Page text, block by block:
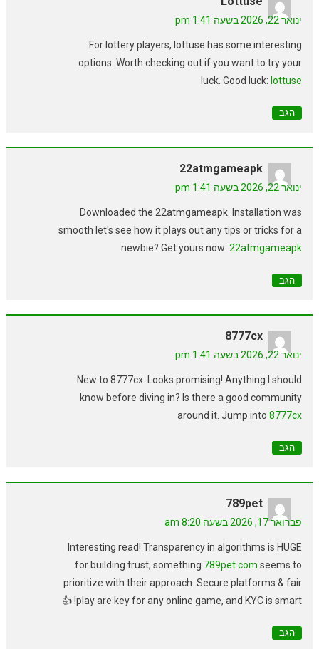
ינואר 22, 2026 בשעה 1:41 pm
For lottery players, lottuse has some interesting
options. Worth checking out if you want to try your
luck. Good luck: lottuse
הגב
22atmgameapk
ינואר 22, 2026 בשעה 1:41 pm
Downloaded the 22atmgameapk. Installation was
smooth let's see how it plays out any tips or tricks for a
newbie? Get yours now:22atmgameapk
הגב
8777cx
ינואר 22, 2026 בשעה 1:41 pm
New to 8777cx. Looks promising! Anything I should
know before diving in? Is there a good community
around it. Jump into8777cx
הגב
789pet
פברואר 17, 2026 בשעה 8:20 am
Interesting read! Transparency in algorithms is HUGE
for building trust, something 789pet com seems to
prioritize with their approach. Secure platforms & fair
play are key for any online game, and KYC is smart! 👍
הגב